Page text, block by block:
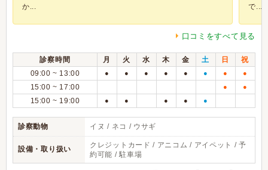
か...
で...
口コミをすべて見る
診察時間 月 火 水 木 金 土 日
祝
09:00 ~ 13:00
● ● ● ● ● ● ● ●
15:00 ~ 17:00 ● ●
15:00 ~ 19:00 ● ● ● ● ●
診察動物 イヌ / ネコ / ウサギ
設備・取り扱い
クレジットカード / アニコム / アイペット / 予
約可能 / 駐車場